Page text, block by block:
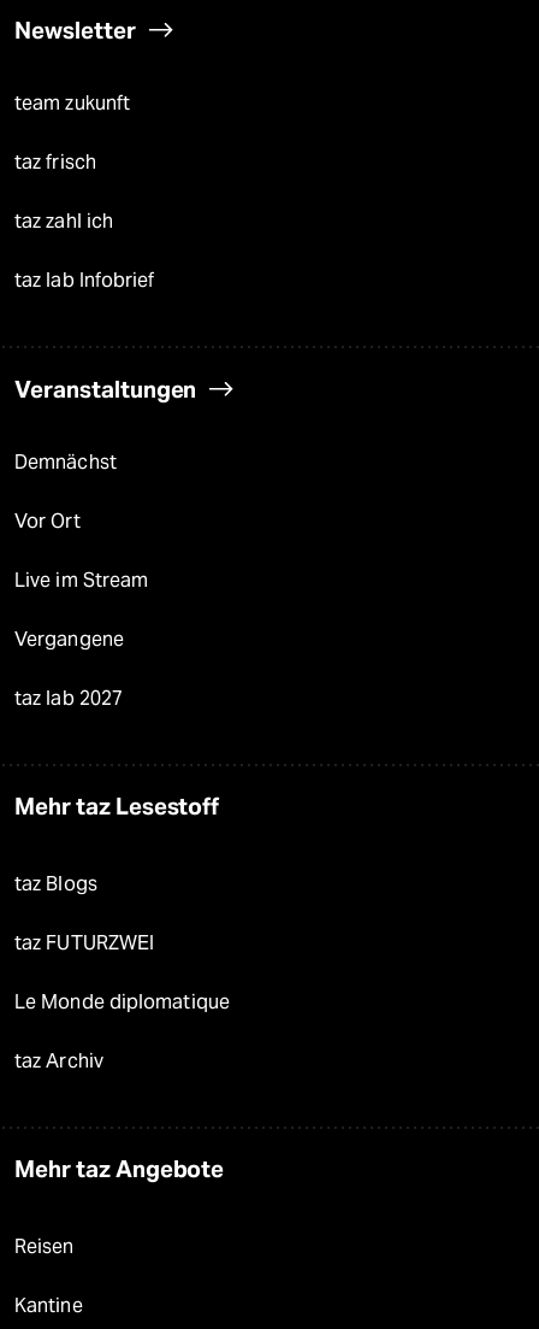
Newsletter
team zukunft
taz frisch
taz zahl ich
taz lab Infobrief
Veranstaltungen
Demnächst
Vor Ort
Live im Stream
Vergangene
taz lab 2027
Mehr taz Lesestoff
taz Blogs
taz FUTURZWEI
Le Monde diplomatique
taz Archiv
Mehr taz Angebote
Reisen
Kantine